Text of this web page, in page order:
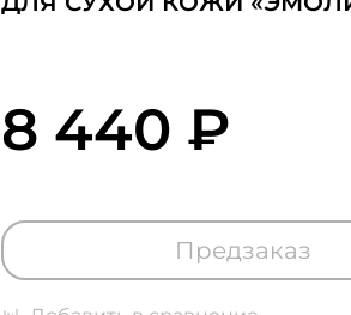
8 440 ₽
Предзаказ